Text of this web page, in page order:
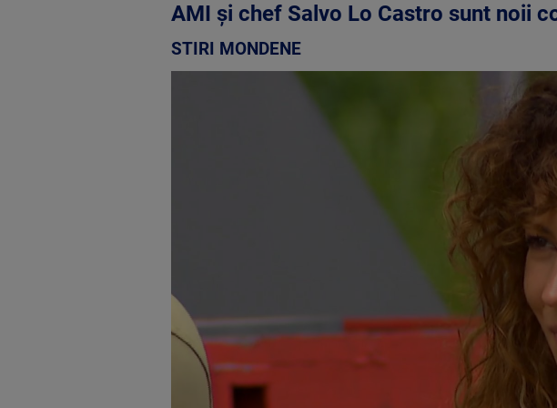
AMI și chef Salvo Lo Castro sunt noii
STIRI MONDENE